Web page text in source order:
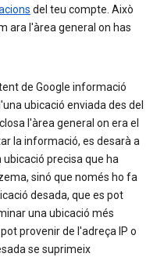
del teu compte. Això
ara l'àrea general on has
de Google informació
ubicació enviada des del
l'àrea general on era el
la informació, es desarà a
precisa que ha
sinó que només ho fa
desada, que es pot
una ubicació més
provenir de l'adreça IP o
se suprimeix